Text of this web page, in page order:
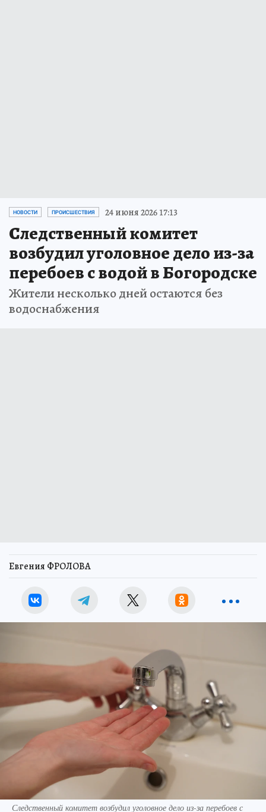
НОВОСТИ ПРОИСШЕСТВИЯ 24 июня 2026 17:13
Следственный комитет
возбудил уголовное дело из-за
перебоев с водой в Богородске
Жители несколько дней остаются без
водоснабжения
Евгения ФРОЛОВА
Следственный комитет возбудил уголовное дело из-за перебоев с